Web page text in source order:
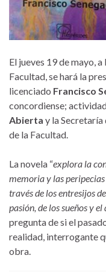
El jueves 19 de mayo,
Facultad, se hará la
licenciado Francisco
concordiense;
Abierta y la
de la Facultad.
La novela “explora la
memoria y las
través de los entresijos
pasión, de los sueños y el
pregunta de si el
realidad, interrogante
obra.